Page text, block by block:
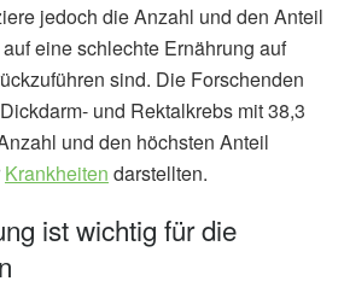
jedoch die Anzahl und den Anteil
eine schlechte Ernährung auf
sind. Die Forschenden
und Rektalkrebs mit 38,3
und den höchsten Anteil
Krankheiten darstellten.
ist wichtig für die